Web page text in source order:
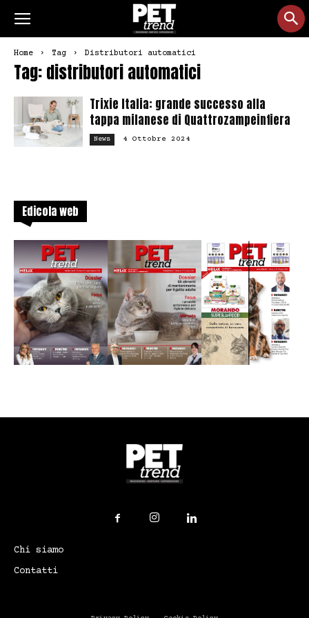
Home Tag Distributori automatici
Tag: distributori automatici
Trixie Italia: grande successo alla
tappa milanese di Quattrozampeinfiera
News 4 Ottobre 2024
Edicola web
Chi siamo
Contatti